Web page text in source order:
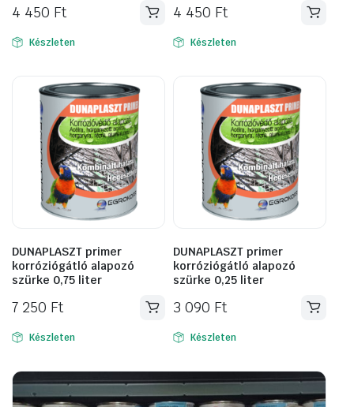
4 450 Ft
Készleten
4 450 Ft
Készleten
DUNAPLASZT primer
korróziógátló alapozó
szürke 0,75 liter
7 250 Ft
Készleten
DUNAPLASZT primer
korróziógátló alapozó
szürke 0,25 liter
3 090 Ft
Készleten